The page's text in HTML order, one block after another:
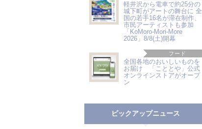
軽井沢から電車で約25分の
城下町がアートの舞台に 全
国の若手16名が滞在制作、
市民アーティストも参加
「KoMoro-Mori-More
2026」8/8(土)開幕
フード
全国各地のおいしいものを
お届け 「こととや」公式
オンラインストアがオープ
ン
ピックアップニュース